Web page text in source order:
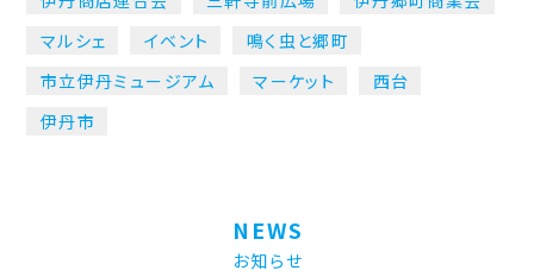
マルシェ
イベント
鳴く虫と郷町
市立伊丹ミュージアム
マーケット
西台
伊丹市
NEWS
お知らせ